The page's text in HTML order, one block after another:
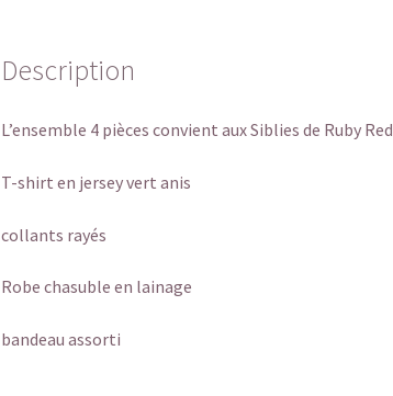
Description
L’ensemble 4 pièces convient aux Siblies de Ruby Red
T-shirt en jersey vert anis
collants rayés
Robe chasuble en lainage
bandeau assorti